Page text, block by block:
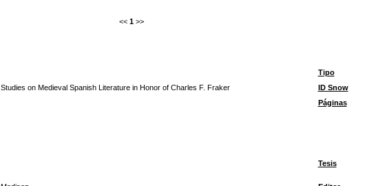
<< 1 >>
Tipo
Studies on Medieval Spanish Literature in Honor of Charles F. Fraker ID Snow
Páginas
Tesis